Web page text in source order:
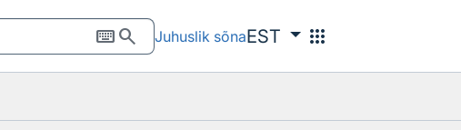
keyboardsearch Juhuslik sõnaEST apps